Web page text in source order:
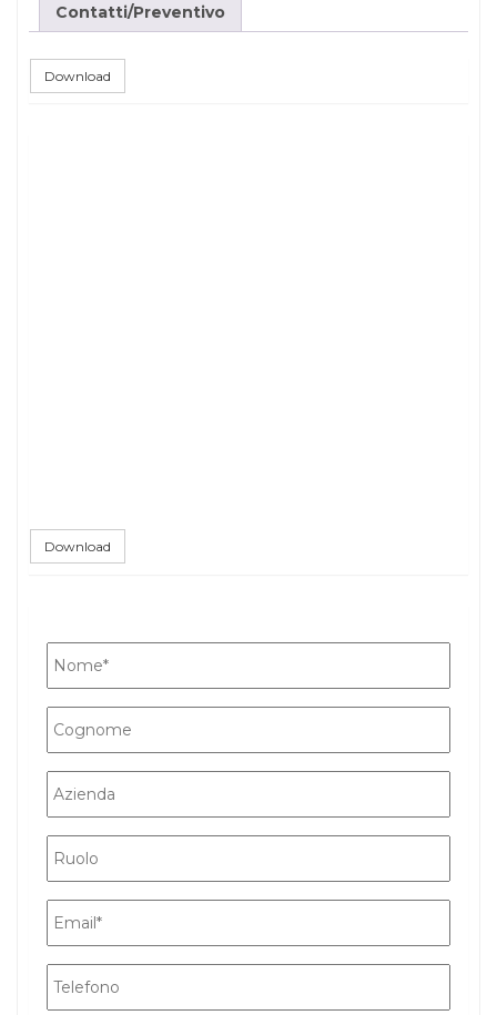
Contatti/Preventivo
Download
Download